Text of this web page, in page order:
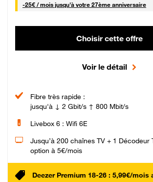
-25€ / mois25 € par mois
jusqu'à votre 27ème anniversaire
Choisir cette offre
Voir le détail
Fibre très rapide :
jusqu'à ↓ 2 Gbit/s ↑ 800 Mbit/s
Livebox 6 : Wifi 6E
Jusqu’à 200 chaînes TV + 1 Décodeur
option à 5€/mois
Deezer Premium 18-26 : 5,99€/mois